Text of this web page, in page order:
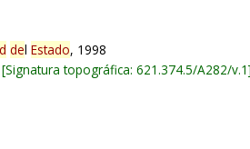
delEstado, 1998
Signatura topográfica:621.374.5/A282/v.1